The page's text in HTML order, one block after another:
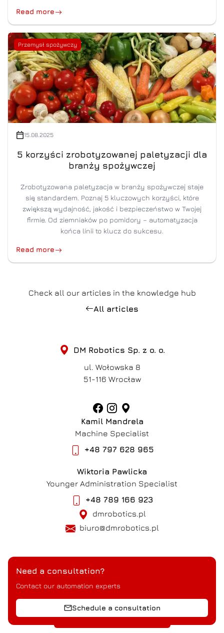
Need a consultation?
Contact our automation experts
Schedule a consultation
Read more
Przemysł spożywczy
15.08.2025
5 korzyści zrobotyzowanej paletyzacji dla
branży spożywczej
Zrobotyzowana paletyzacja w branży spożywczej staje
się standardem. Poznaj 5 kluczowych korzyści, które
zwiększą wydajność, jakość i bezpieczeństwo w Twojej
firmie. Od ziemniaków po pomidory – automatyzacja
końca linii to klucz do sukcesu.
Read more
Check all our articles in the knowledge hub
All articles
DM Robotics Sp. z o. o.
ul. Wołowska 8
51-116 Wrocław
Kamil Mandrela
Machine Specialist
+48 797 628 965
Wiktoria Pawlicka
Younger Administration Specialist
+48 789 166 923
dmrobotics.pl
biuro@dmrobotics.pl
REGON
See also:
drewnianeskrzynie.com.pl